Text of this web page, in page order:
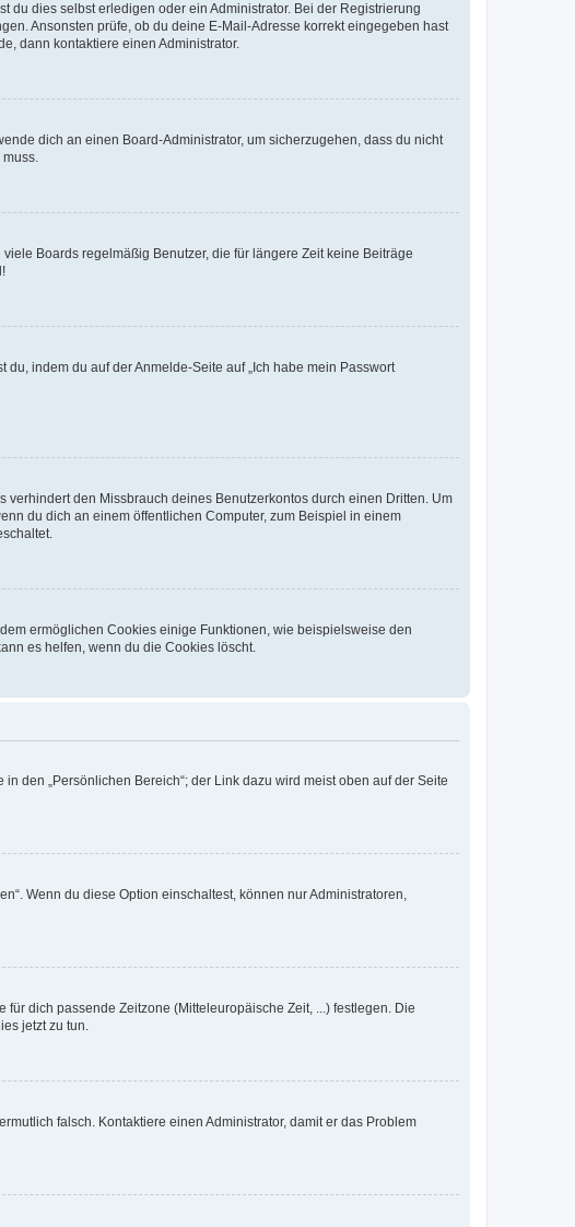
dies selbst erledigen oder ein Administrator. Bei der Registrierung
Ansonsten prüfe, ob du deine E-Mail-Adresse korrekt eingegeben hast
dann kontaktiere einen Administrator.
dich an einen Board-Administrator, um sicherzugehen, dass du nicht
Boards regelmäßig Benutzer, die für längere Zeit keine Beiträge
indem du auf der Anmelde-Seite auf „Ich habe mein Passwort
den Missbrauch deines Benutzerkontos durch einen Dritten. Um
du dich an einem öffentlichen Computer, zum Beispiel in einem
ermöglichen Cookies einige Funktionen, wie beispielsweise den
es helfen, wenn du die Cookies löscht.
den „Persönlichen Bereich“; der Link dazu wird meist oben auf der Seite
Wenn du diese Option einschaltest, können nur Administratoren,
dich passende Zeitzone (Mitteleuropäische Zeit, ...) festlegen. Die
jetzt zu tun.
falsch. Kontaktiere einen Administrator, damit er das Problem